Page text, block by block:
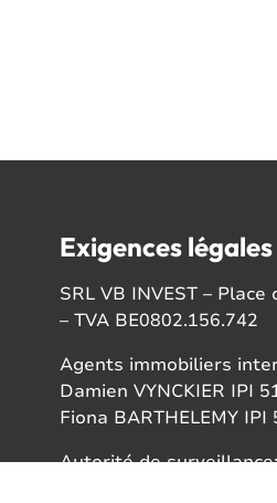
Exigences légales
SRL VB INVEST –
– TVA BE0802.156.742
Agents immobiliers
Damien VYNCKIER IPI
Fiona BARTHELEMY IPI
Autorité de surveillance: